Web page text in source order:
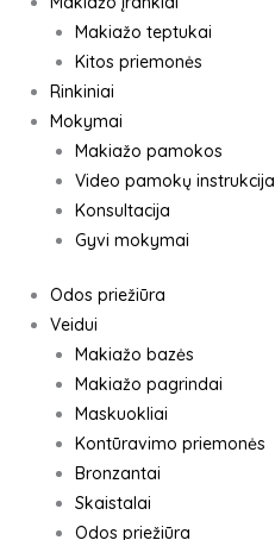
Makiažo teptukai
Kitos priemonės
Rinkiniai
Mokymai
Makiažo pamokos
Video pamokų instrukcija
Konsultacija
Gyvi mokymai
Odos priežiūra
Veidui
Makiažo bazės
Makiažo pagrindai
Maskuokliai
Kontūravimo priemonės
Bronzantai
Skaistalai
Odos priežiūra